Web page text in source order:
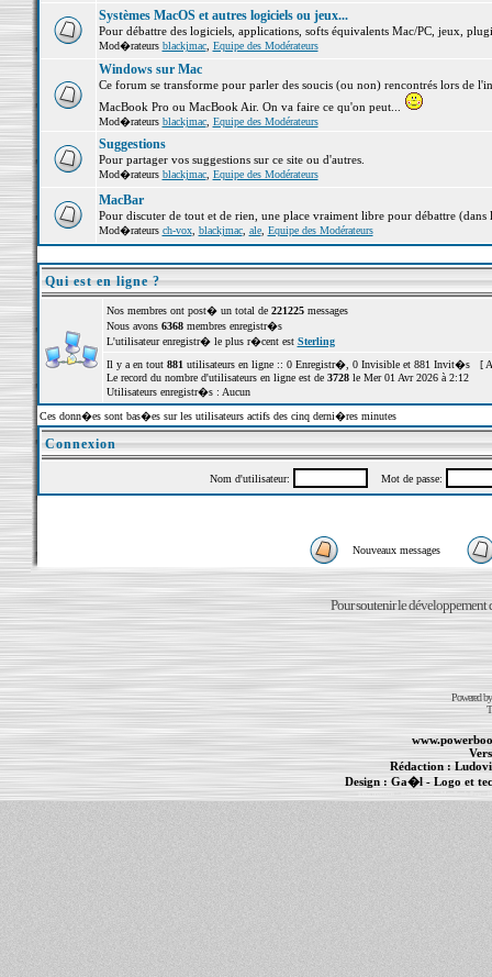
Systèmes MacOS et autres logiciels ou jeux...
Pour débattre des logiciels, applications, softs équivalents Mac/PC, jeux,
Mod�rateurs blackjmac, Equipe des Modérateurs
Windows sur Mac
Ce forum se transforme pour parler des soucis (ou non) rencontrés lors de
MacBook Pro ou MacBook Air. On va faire ce qu'on peut...
Mod�rateurs blackjmac, Equipe des Modérateurs
Suggestions
Pour partager vos suggestions sur ce site ou d'autres.
Mod�rateurs blackjmac, Equipe des Modérateurs
MacBar
Pour discuter de tout et de rien, une place vraiment libre pour débattre (dans
Mod�rateurs ch-vox, blackjmac, ale, Equipe des Modérateurs
Qui est en ligne ?
Nos membres ont post� un total de 221225messages
Nous avons 6368membres enregistr�s
L'utilisateur enregistr� le plus r�cent est Sterling
Il y a en tout 881 utilisateurs en ligne :: 0 Enregistr�, 0 Invisible et 881 Invit�s [
Le record du nombre d'utilisateurs en ligne est de 3728le Mer 01 Avr 2026 à 2:12
Utilisateurs enregistr�s : Aucun
Ces donn�es sont bas�es sur les utilisateurs actifs des cinq derni�res minutes
Connexion
Nom d'utilisateur: Mot de passe:
Nouveaux messages
Pour soutenir le développement
Powered
Rédaction :
Design : Ga�l- Logo et